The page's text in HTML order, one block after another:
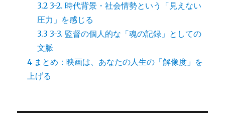
3.2 3-2. 時代背景・社会情勢という「見えない
圧力」を感じる
3.3 3-3. 監督の個人的な「魂の記録」としての
文脈
4 まとめ：映画は、あなたの人生の「解像度」を
上げる